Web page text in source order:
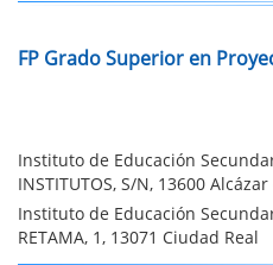
FP Grado Superior en
Instituto de Educación
INSTITUTOS, S/N, 13600
Instituto de Educación
RETAMA, 1, 13071 Ciudad Real